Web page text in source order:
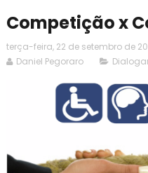
Competição x
terça-feira, 22 de setembro de
Daniel Pegoraro